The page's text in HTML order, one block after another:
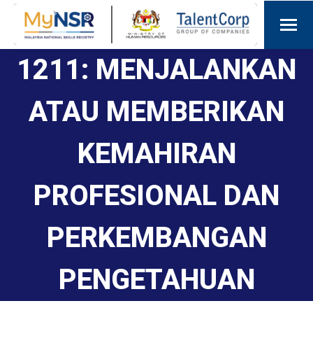
1211: MENJALANKAN
ATAU MEMBERIKAN
KEMAHIRAN
PROFESIONAL DAN
PERKEMBANGAN
PENGETAHUAN